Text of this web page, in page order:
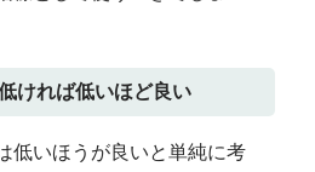
ければ低いほど良い
低いほうが良いと単純に考